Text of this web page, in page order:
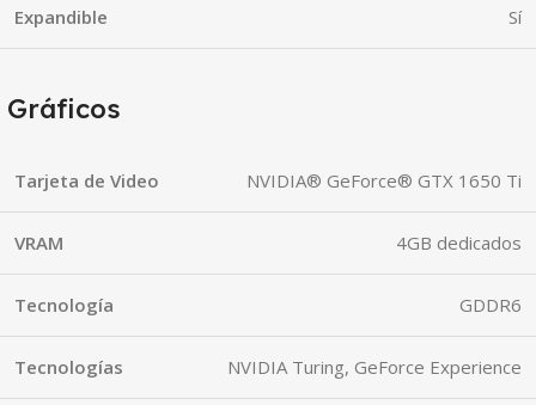
Expandible Sí
Gráficos
Tarjeta de Video NVIDIA® GeForce® GTX 1650 Ti
VRAM 4GB dedicados
Tecnología GDDR6
Tecnologías NVIDIA Turing, GeForce Experience